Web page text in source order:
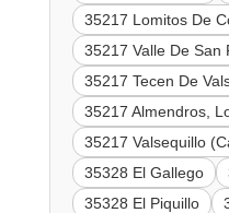
35217 Lomitos De
35217 Valle De San
35217 Tecen De
35217 Almendros,
35217 Valsequillo
35328 El Gallego
35328 El Piquillo